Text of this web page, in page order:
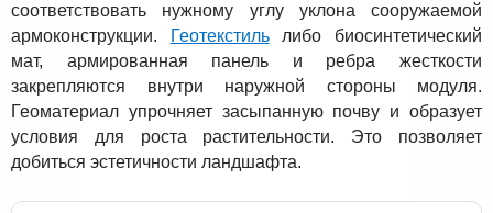
соответствовать нужному углу уклона сооружаемой
армоконструкции.
Геотекстильлибо биосинтетический
мат, армированная панель и ребра жесткости
закрепляются внутри наружной стороны модуля.
Геоматериал упрочняет засыпанную почву и образует
условия для роста растительности. Это позволяет
добиться эстетичности ландшафта.